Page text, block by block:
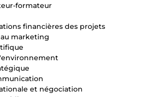
formateur
financières des projets
marketing
et négociation